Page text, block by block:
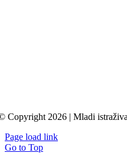
Copyright 2026 | Mladi
Page load link
Go to Top